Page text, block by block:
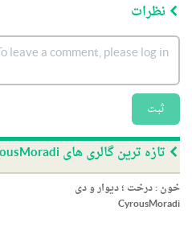
نظرات
ثبت
تازه ترین گالری های CyrousMoradi
خون : درخت ؛ دیوار و دی
CyrousMoradi